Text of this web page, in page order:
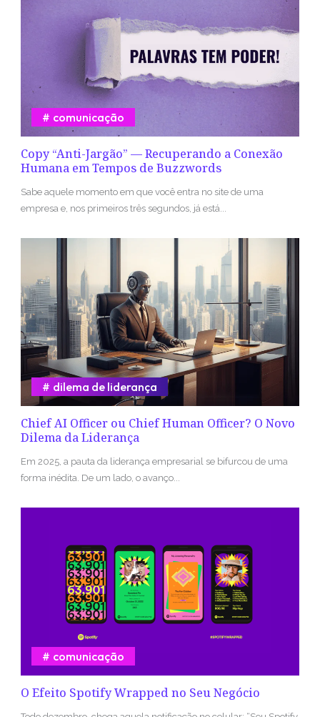
Copy “Anti-Jargão” — Recuperando a Conexão
Humana em Tempos de Buzzwords
comunicação
Sabe aquele momento em que você entra no site de uma
empresa e, nos primeiros três segundos, já está...
Chief AI Officer ou Chief Human Officer? O Novo
Dilema da Liderança
dilema de liderança
Em 2025, a pauta da liderança empresarial se bifurcou de uma
forma inédita. De um lado, o avanço...
O Efeito Spotify Wrapped no Seu Negócio
comunicação